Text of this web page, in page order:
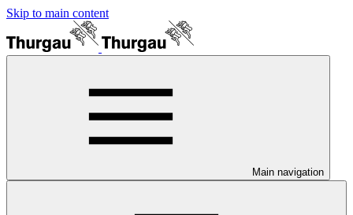
Skip to main content
Main navigation